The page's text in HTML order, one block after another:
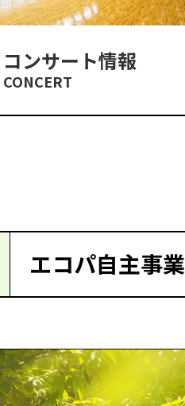
コンサート情報
CONCERT
エコパ自主事業